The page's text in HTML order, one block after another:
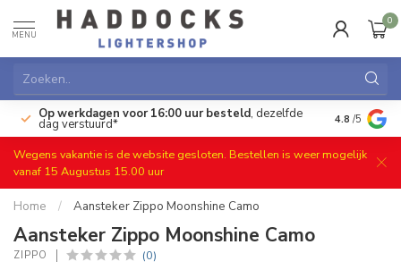
MENU
0
Op werkdagen voor 16:00 uur besteld, dezelfde
dag verstuurd* Gratis
4.8 /5
Wegens vakantie is de website gesloten. Bestellen is weer mogelijk
vanaf 15 Augustus 15.00 uur
Home / Aansteker Zippo Moonshine Camo
Aansteker Zippo Moonshine Camo
ZIPPO (0)